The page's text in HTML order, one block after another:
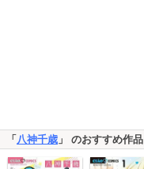
「 八神千歳 」 のおすすめ作品